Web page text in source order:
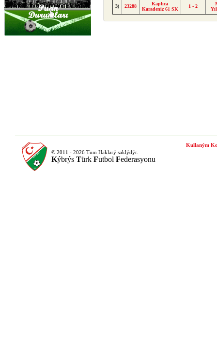
3) 23288
Kaplıca
Karadeniz 61 SK
1 - 2
© 2011 - 2026 Tüm Haklarý saklýdýr.
Kýbrýs Türk Futbol Federasyonu
Kullaným